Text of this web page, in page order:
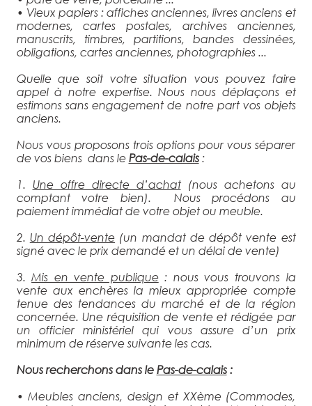
• Vieux papiers : affiches anciennes, livres anciens et
modernes, cartes postales, archives anciennes,
manuscrits, timbres, partitions, bandes dessinées,
obligations, cartes anciennes, photographies ...
Quelle que soit votre situation vous pouvez faire
appel à notre expertise. Nous nous déplaçons et
estimons sans engagement de notre part vos objets
anciens.
Nous vous proposons trois options pour vous séparer
de vos biens dans le Pas-de-calais:
1. Une offre directe d’achat(nous achetons au
comptant votre bien). Nous procédons au
paiement immédiat de votre objet ou meuble.
2. Un dépôt-vente (un mandat de dépôt vente est
signé avec le prix demandé et un délai de vente)
3.Mis en vente publique: nous vous trouvons la
vente aux enchères la mieux appropriée compte
tenue des tendances du marché et de la région
concernée. Une réquisition de vente et rédigée par
un officier ministériel qui vous assure d’un prix
minimum de réserve suivante les cas.
Nous recherchons dans le Pas-de-calais:
• Meubles anciens, design et XXème (Commodes,